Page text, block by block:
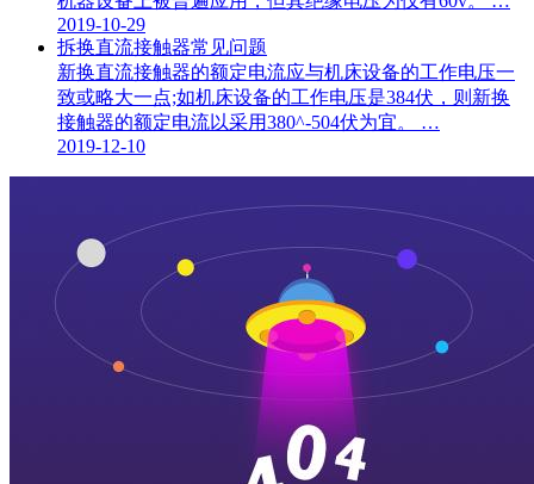
2019-10-29
拆换直流接触器常见问题
新换直流接触器的额定电流应与机床设备的工作电压一
致或略大一点;如机床设备的工作电压是384伏，则新换
接触器的额定电流以采用380^-504伏为宜。 …
2019-12-10